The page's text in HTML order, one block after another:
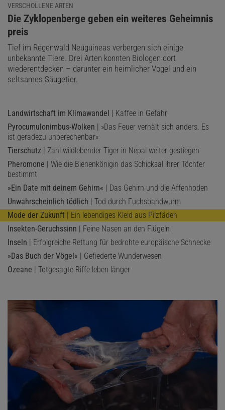
VERSCHOLLENE ARTEN
:
Die Zyklopenberge geben ein weiteres Geheimnis
preis
Tief im Regenwald Neuguineas verbergen sich einige
unbekannte Tiere. Drei Arten konnten Biologen dort
wiederentdecken – darunter ein heimlicher Vogel und ein
seltsames Säugetier.
Landwirtschaft im Klimawandel | Kaffee in Gefahr
Pyrocumulonimbus-Wolken | »Das Feuer verhält sich anders. Es
ist geradezu unberechenbar«
Tierschutz | Zahl wildlebender Tiger in Nepal weiter gestiegen
Pheromone | Wie die Bienenkönigin das Schicksal ihrer Töchter
bestimmt
»Ein Date mit deinem Gehirn« | Das Gehirn und die Affenhoden
Unwahrscheinlich tödlich | Tod durch Fuchsbandwurm
Mode der Zukunft | Ein lebendiges Kleid aus Pilzfäden
Insekten-Geruchssinn | Feine Nasen an den Flügeln
Inseln | Erfolgreiche Rettung für bedrohte europäische Schnecke
»Das Buch der Vögel« | Gefiederte Wunderwesen
Ozeane | Totgesagte Riffe leben länger